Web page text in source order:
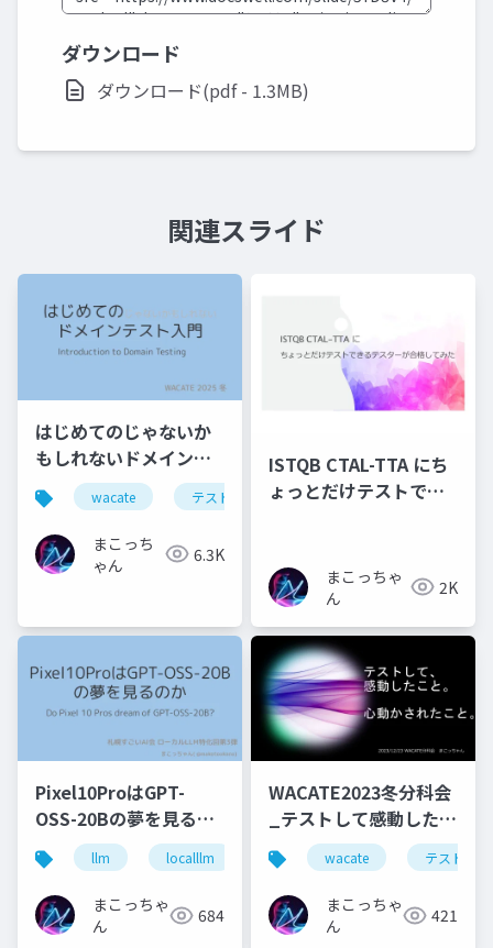
ダウンロード
ダウンロード(pdf - 1.3MB)
関連スライド
はじめてのじゃないか
もしれないドメインテ
スト入門wacate テスト ドメインテスト
まこっち
ゃん
6.3K
ISTQB CTAL-TTA にち
ょっとだけテストでき
まこっちゃ
ん
2K
Pixel10ProはGPT-
OSS-20Bの夢を見るの
か
llm localllm ai pixel10pro
まこっちゃ
ん
684
WACATE2023冬分科会
_テストして感動したこ
と
wacate テスト
まこっちゃ
ん
421